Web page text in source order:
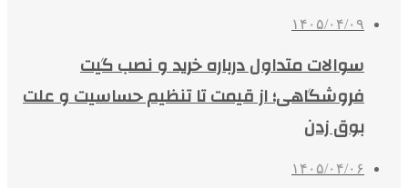
۱۴۰۵/۰۴/۰۹
سوالات متداول درباره خرید و نصب گیت
فروشگاهی؛ از قیمت تا تنظیم حساسیت و علت
بوق زدن
۱۴۰۵/۰۴/۰۶